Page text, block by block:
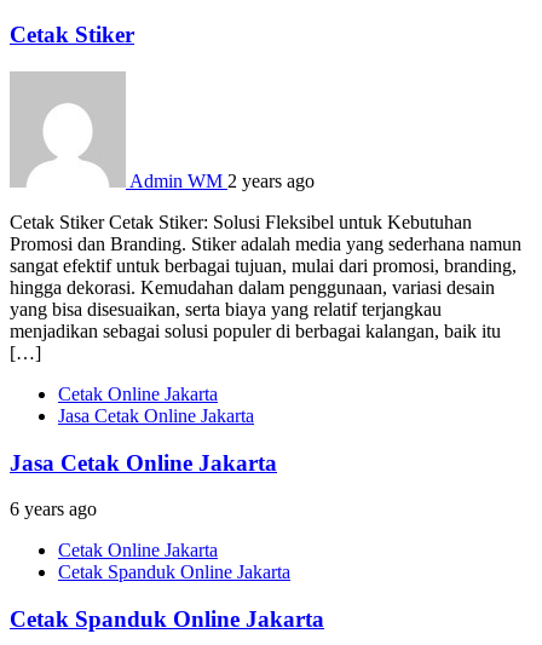
Cetak Stiker
Admin WM 2 years ago
Cetak Stiker Cetak Stiker: Solusi Fleksibel untuk Kebutuhan
Promosi dan Branding. Stiker adalah media yang sederhana namun
sangat efektif untuk berbagai tujuan, mulai dari promosi, branding,
hingga dekorasi. Kemudahan dalam penggunaan, variasi desain
yang bisa disesuaikan, serta biaya yang relatif terjangkau
menjadikan sebagai solusi populer di berbagai kalangan, baik itu
[…]
Cetak Online Jakarta
Jasa Cetak Online Jakarta
Jasa Cetak Online Jakarta
6 years ago
Cetak Online Jakarta
Cetak Spanduk Online Jakarta
Cetak Spanduk Online Jakarta